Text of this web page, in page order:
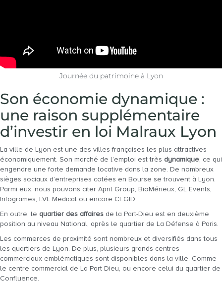
Journée du patrimoine à Lyon
Son économie dynamique :
une raison supplémentaire
d’investir en loi Malraux Lyon
La ville de Lyon est une des villes françaises les plus attractives
économiquement. Son marché de l’emploi est très dynamique, ce qui
engendre une forte demande locative dans la zone. De nombreux
sièges sociaux d’entreprises cotées en Bourse se trouvent à Lyon.
Parmi eux, nous pouvons citer April Group, BioMérieux, GL Events,
Infogrames, LVL Medical ou encore CEGID.
En outre, le quartier des affaires de la Part-Dieu est en deuxième
position au niveau National, après le quartier de La Défense à Paris.
Les commerces de proximité sont nombreux et diversifiés dans tous
les quartiers de Lyon. De plus, plusieurs grands centres
commerciaux emblématiques sont disponibles dans la ville. Comme
le centre commercial de La Part Dieu, ou encore celui du quartier de
Confluence.